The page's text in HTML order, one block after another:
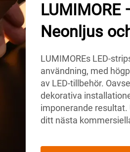
LUMIMORE
Neonljus
LUMIMOREs LED-
användning, med
av LED-tillbehör.
dekorativa
imponerande resultat.
ditt nästa